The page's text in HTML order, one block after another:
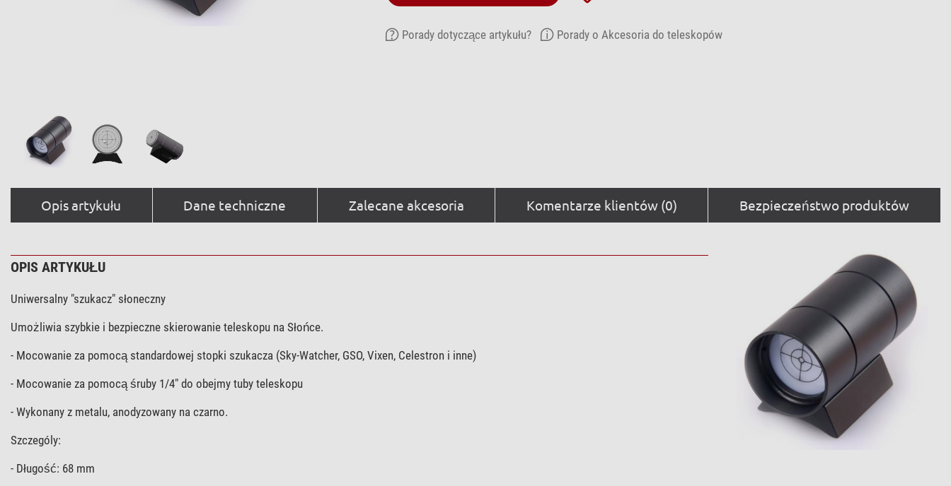
Porady dotyczące artykułu? Porady o Akcesoria do teleskopów
Opis artykułu Dane techniczne Zalecane akcesoria Komentarze klientów (0) Bezpieczeństwo produktów
OPIS ARTYKUŁU
Uniwersalny "szukacz" słoneczny
Umożliwia szybkie i bezpieczne skierowanie teleskopu na Słońce.
- Mocowanie za pomocą standardowej stopki szukacza (Sky-Watcher, GSO, Vixen, Celestron i inne)
- Mocowanie za pomocą śruby 1/4" do obejmy tuby teleskopu
- Wykonany z metalu, anodyzowany na czarno.
Szczególy:
- Długość: 68 mm